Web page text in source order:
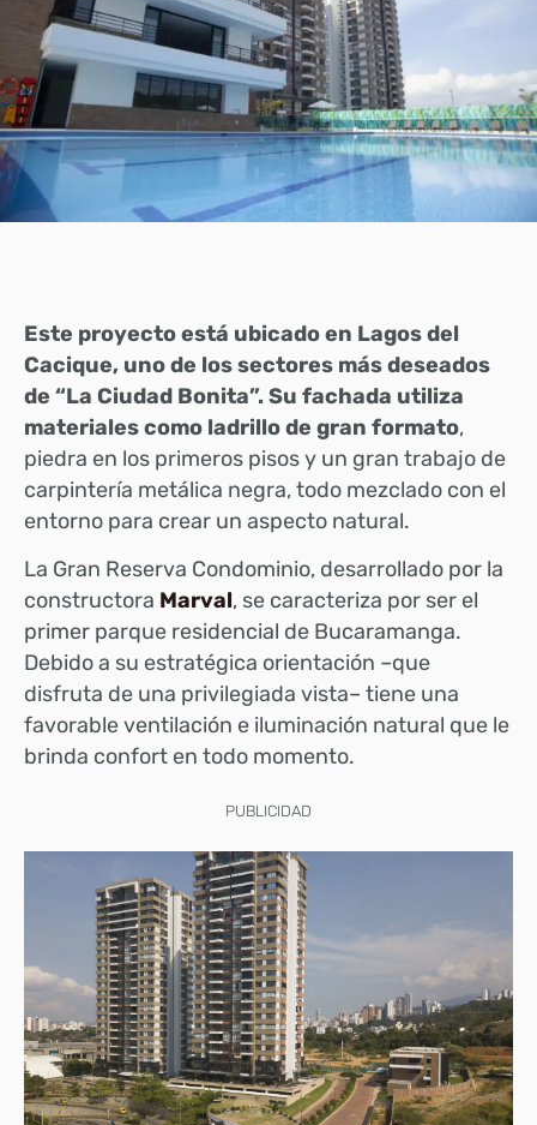
Este proyecto está ubicado en Lagos del
Cacique, uno de los sectores más deseados
de “La Ciudad Bonita”. Su fachada utiliza
materiales como ladrillo de gran formato,
piedra en los primeros pisos y un gran trabajo de
carpintería metálica negra, todo mezclado con el
entorno para crear un aspecto natural.
La Gran Reserva Condominio, desarrollado por la
constructora Marval, se caracteriza por ser el
primer parque residencial de Bucaramanga.
Debido a su estratégica orientación –que
disfruta de una privilegiada vista– tiene una
favorable ventilación e iluminación natural que le
brinda confort en todo momento.
PUBLICIDAD